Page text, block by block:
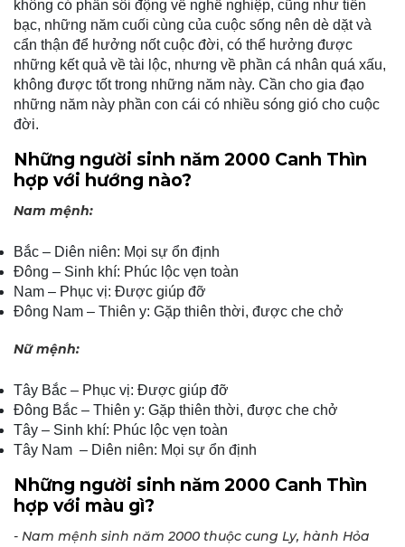
không có phần sôi động về nghề nghiệp, cũng như tiền
bạc, những năm cuối cùng của cuộc sống nên dè dặt và
cẩn thận để hưởng nốt cuộc đời, có thể hưởng được
những kết quả về tài lộc, nhưng về phần cá nhân quá xấu,
không được tốt trong những năm này. Cần cho gia đạo
những năm này phần con cái có nhiều sóng gió cho cuộc
đời.
Những người sinh năm 2000 Canh Thìn
hợp với hướng nào?
Nam mệnh:
Bắc – Diên niên: Mọi sự ổn định
Đông – Sinh khí: Phúc lộc vẹn toàn
Nam – Phục vị: Được giúp đỡ
Đông Nam – Thiên y: Gặp thiên thời, được che chở
Nữ mệnh:
Tây Bắc – Phục vị: Được giúp đỡ
Đông Bắc – Thiên y: Gặp thiên thời, được che chở
Tây – Sinh khí: Phúc lộc vẹn toàn
Tây Nam – Diên niên: Mọi sự ổn định
Những người sinh năm 2000 Canh Thìn
hợp với màu gì?
- Nam mệnh sinh năm 2000 thuộc cung Ly, hành Hỏa